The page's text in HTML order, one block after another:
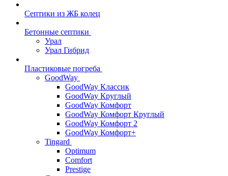
Септики из ЖБ колец
Бетонные септики
Урал
Урал Гибрид
Пластиковые погреба
GoodWay
GoodWay Классик
GoodWay Круглый
GoodWay Комфорт
GoodWay Комфорт Круглый
GoodWay Комфорт 2
GoodWay Комфорт+
Tingard
Optimum
Comfort
Prestige